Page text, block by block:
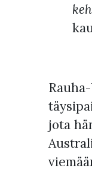
jota